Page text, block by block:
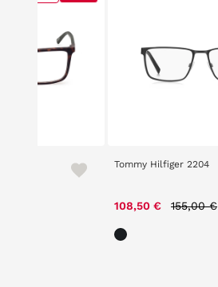
Tommy Hilfiger 2204
108,50 € 155,00 €